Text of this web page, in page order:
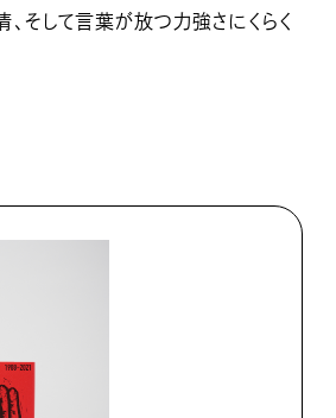
、そして言葉が放つ力強さにくらく